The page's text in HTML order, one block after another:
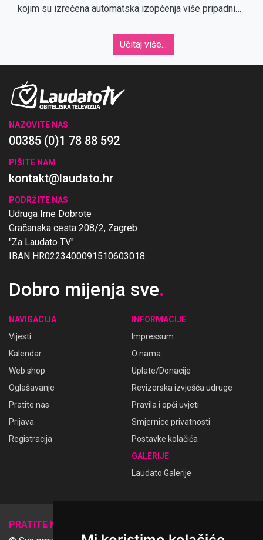
kojim su izrečena automatska izopćenja više pripadnika
Učitaj više...
NAZOVITE NAS
00385 (0)1 78 88 592
PIŠITE NAM
kontakt@laudato.hr
PODRŽITE NAS
Udruga Ime Dobrote
Gračanska cesta 208/2, Zagreb
"Za Laudato TV"
IBAN HR0223400091510603018
Dobro mijenja sve.
NAVIGACIJA
Vijesti
Kalendar
Web shop
Oglašavanje
Pratite nas
Prijava
Registracija
INFORMACIJE
Impressum
O nama
Uplate/Donacije
Revizorska izvješća udruge
Pravila i opći uvjeti
Smjernice privatnosti
Postavke kolačića
GALERIJE
Laudato Galerije
PRATITE NAS